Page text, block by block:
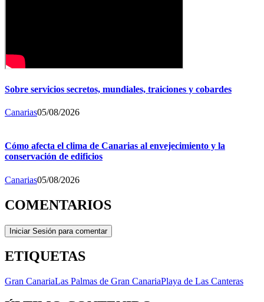
Sobre servicios secretos, mundiales, traiciones y cobardes
Canarias05/08/2026
Cómo afecta el clima de Canarias al envejecimiento y la
conservación de edificios
Canarias05/08/2026
COMENTARIOS
Iniciar Sesión para comentar
ETIQUETAS
Gran CanariaLas Palmas de Gran CanariaPlaya de Las Canteras